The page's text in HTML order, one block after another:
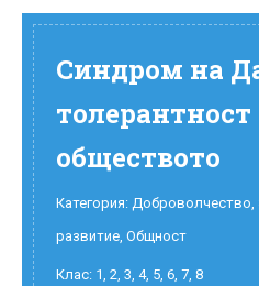
Синдром на
толерантност
обществото
Категория: Доброволчество,
развитие, Общност
Клас: 1, 2, 3, 4, 5, 6, 7, 8